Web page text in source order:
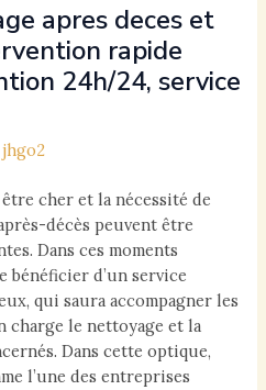
apres deces et
rapide
24h/24, service
jhgo2
être cher et la nécessité de
décès peuvent être
Dans ces moments
d’un service
qui saura accompagner les
charge le nettoyage et la
Dans cette optique,
l’une des entreprises